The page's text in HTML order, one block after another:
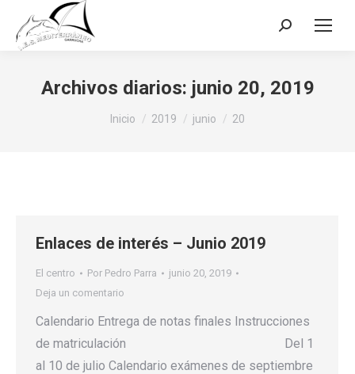
Buscar:
Archivos diarios: junio 20, 2019
Estás aquí:
Inicio 2019 junio 20
Enlaces de interés – Junio 2019
El centro Por Pedro Parra
junio 20, 2019
Deja un comentario
Calendario Entrega de notas finales Instrucciones
de matriculación Del 1
al 10 de julio Calendario exámenes de septiembre